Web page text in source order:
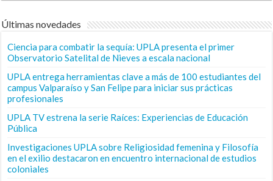
Últimas novedades
Ciencia para combatir la sequía: UPLA presenta el primer
Observatorio Satelital de Nieves a escala nacional
UPLA entrega herramientas clave a más de 100 estudiantes del
campus Valparaíso y San Felipe para iniciar sus prácticas
profesionales
UPLA TV estrena la serie Raíces: Experiencias de Educación
Pública
Investigaciones UPLA sobre Religiosidad femenina y Filosofía
en el exilio destacaron en encuentro internacional de estudios
coloniales